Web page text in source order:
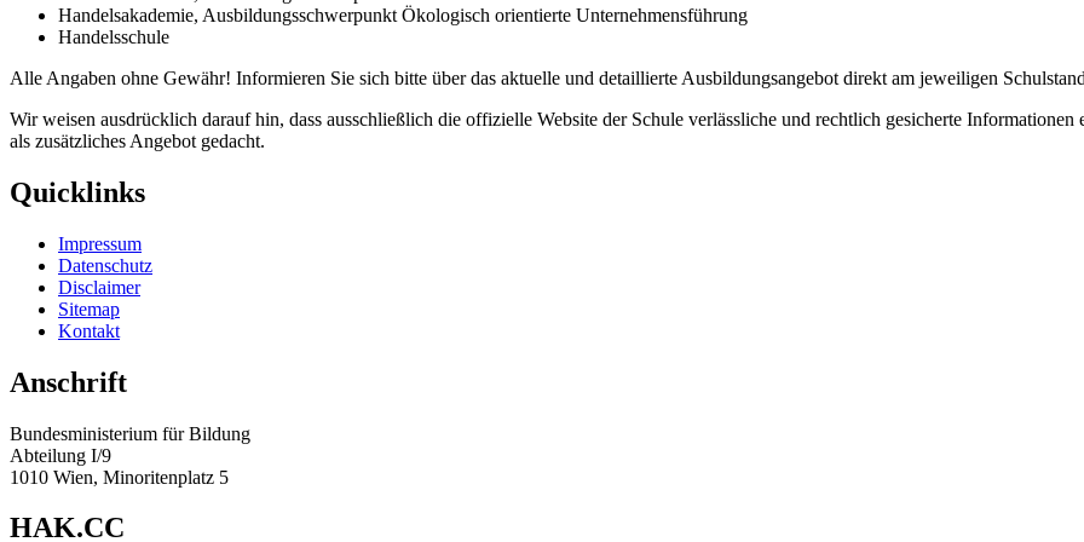
Handelsakademie, Ausbildungsschwerpunkt Ökologisch orientierte Unternehmensführung
Handelsschule
Alle Angaben ohne Gewähr! Informieren Sie sich bitte über das aktuelle und detaillierte Ausbildungsangebot direkt am jeweiligen
Wir weisen ausdrücklich darauf hin, dass ausschließlich die offizielle Website der Schule verlässliche und rechtlich gesicherte
als zusätzliches Angebot gedacht.
Quicklinks
Impressum
Datenschutz
Disclaimer
Sitemap
Kontakt
Anschrift
Bundesministerium für Bildung
Abteilung I/9
1010 Wien, Minoritenplatz 5
HAK.CC